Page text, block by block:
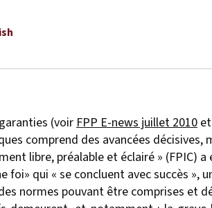
(voirFPP E-news juillet 2010 et
comprend des avancées décisives,
libre, préalable et éclairé » (FPIC) a
qui « se concluent avec succès »,
normes pouvant être comprises et